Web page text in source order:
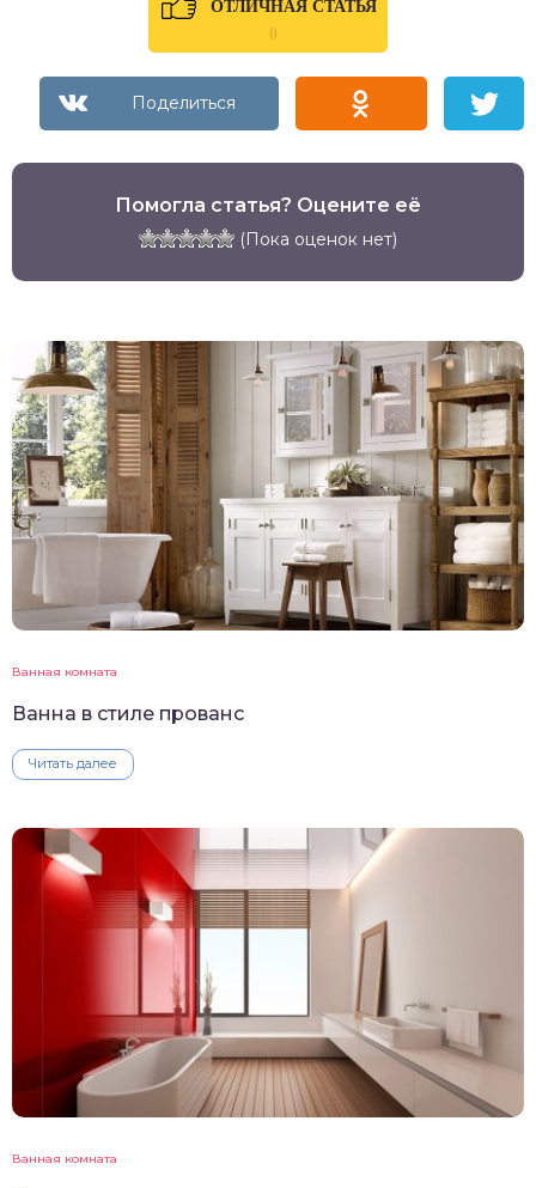
ОТЛИЧНАЯ СТАТЬЯ
0
Помогла статья? Оцените её
(Пока оценок нет)
Ванная комната
Ванна в стиле прованс
Читать далее
Ванная комната